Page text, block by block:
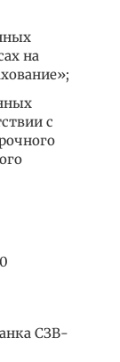
на
с
СЗВ-